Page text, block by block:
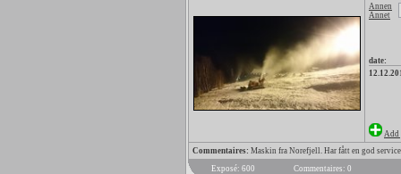
Annen
Annet
date:
Add
Commentaires: Maskin fra Norefjell. Har fått en god
Exposé: 600
Commentaires: 0